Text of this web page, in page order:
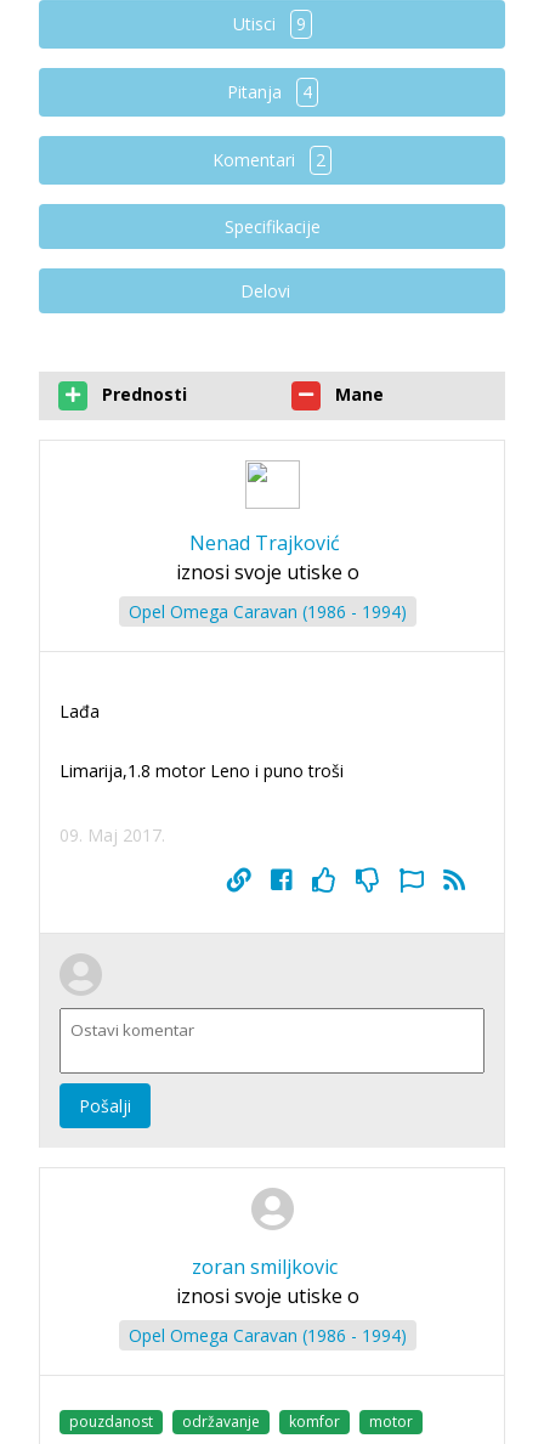
Utisci 9
Pitanja 4
Komentari 2
Specifikacije
Delovi
Prednosti Mane
Nenad Trajković
iznosi svoje utiske o
Opel Omega Caravan (1986 - 1994)
Lađa
Limarija,1.8 motor Leno i puno troši
09. Maj 2017.
Pošalji
zoran smiljkovic
iznosi svoje utiske o
Opel Omega Caravan (1986 - 1994)
pouzdanost održavanje komfor motor